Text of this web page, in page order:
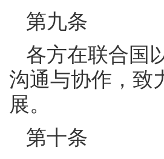
第九条
各方在联合国
沟通与协作，致
展。
第十条